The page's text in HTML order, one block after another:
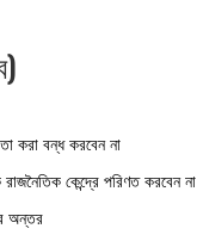
করা বন্ধ করবেন না
কেন্দ্রে পরিণত করবেন না
অন্তর